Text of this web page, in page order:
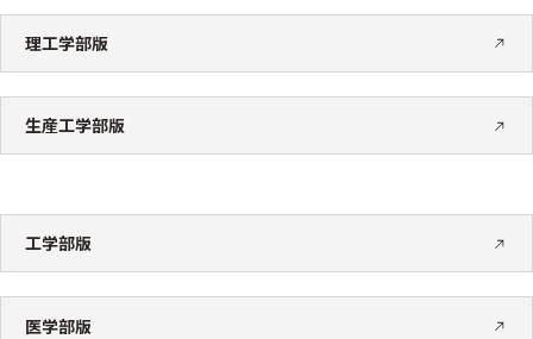
理工学部版
生産工学部版
工学部版
医学部版